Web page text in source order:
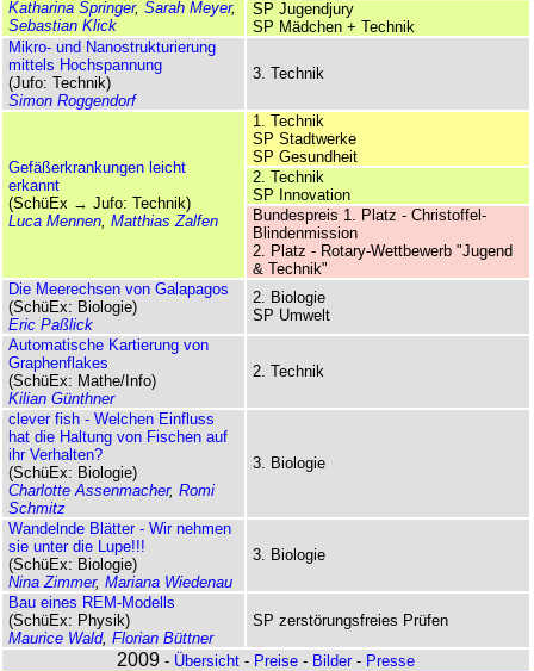
Katharina Springer, Sarah Meyer,
Sebastian Klick
SP Jugendjury
SP Mädchen + Technik
Mikro- und Nano­struk­turierung
mittels Hochspannung
(Jufo: Technik)
Simon Roggendorf
3. Technik
Gefäßerkrankungen leicht
erkannt
(SchüEx → Jufo: Technik)
Luca Mennen Matthias Zalfen
1. Technik
SP Stadtwerke
SP Gesundheit
2. Technik
SP Innovation
Bundes­preis 1. Platz - Christoffel-
Blindenmission
2. Platz - Rotary-Wettbewerb "Jugend
& Technik"
Die Meerechsen von Galapagos
(SchüEx: Biologie)
Eric Paßlick
2. Biologie
SP Umwelt
Automatische Kartierung von
Graphenflakes
(SchüEx: Mathe/Info)
Kilian Günthner
2. Technik
clever fish - Welchen Einfluss
hat die Haltung von Fischen auf
ihr Verhalten?
(SchüEx: Biologie)
Charlotte Assenmacher, Romi
Schmitz
3. Biologie
Wandelnde Blätter - Wir nehmen
sie unter die Lupe!!!
(SchüEx: Biologie)
Nina Zimmer, Mariana Wiedenau
3. Biologie
Bau eines REM-Modells
(SchüEx: Physik)
Maurice Wald, Florian Büttner
SP zerstörungsfreies Prüfen
2009 - Übersicht - Preise - Bilder - Presse